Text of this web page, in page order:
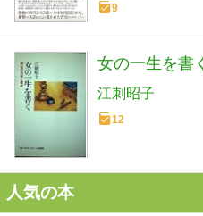
9
女の一生を書
江刺昭子
12
人気の本